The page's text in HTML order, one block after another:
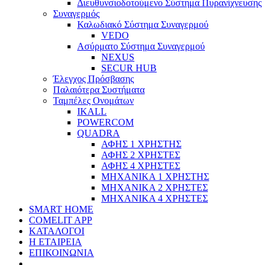
Διευθυνσιοδοτούμενο Σύστημα Πυρανίχνευσης
Συναγερμός
Καλωδιακό Σύστημα Συναγερμού
VEDO
Ασύρματο Σύστημα Συναγερμού
NEXUS
SECUR HUB
Έλεγχος Πρόσβασης
Παλαιότερα Συστήματα
Ταμπέλες Ονομάτων
IKALL
POWERCOM
QUADRA
ΑΦΗΣ 1 ΧΡΗΣΤΗΣ
ΑΦΗΣ 2 ΧΡΗΣΤΕΣ
ΑΦΗΣ 4 ΧΡΗΣΤΕΣ
ΜΗΧΑΝΙΚΑ 1 ΧΡΗΣΤΗΣ
ΜΗΧΑΝΙΚΑ 2 ΧΡΗΣΤΕΣ
ΜΗΧΑΝΙΚΑ 4 ΧΡΗΣΤΕΣ
SMART HOME
COMELIT APP
ΚΑΤΑΛΟΓΟΙ
Η ΕΤΑΙΡΕΙΑ
ΕΠΙΚΟΙΝΩΝΙΑ